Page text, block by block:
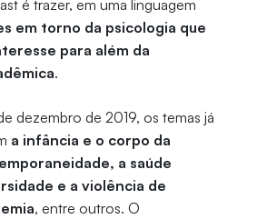
é trazer, em uma linguagem
em torno da psicologia que
para além da
.
dezembro de 2019, os temas já
a infância e o corpo da
a saúde
e a violência de
, entre outros. O